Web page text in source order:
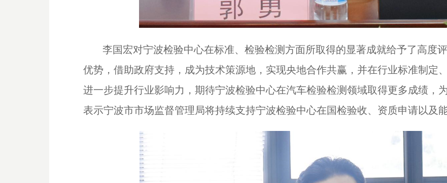
李国宏对宁波检验中心在标准、检验检测方面所取得的显著成就给予了高度
优势，借助政府支持，成为技术策源地，实现央地合作共赢，并在行业标准制定
进一步提升行业影响力，期待宁波检验中心在汽车检验检测领域取得更多成绩，
表示宁波市市场监督管理局将持续支持宁波检验中心在国检验收、资质申请以及